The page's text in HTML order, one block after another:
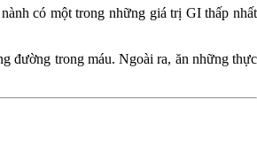
có một trong những giá trị GI thấp nhất
đường trong máu. Ngoài ra, ăn những thực